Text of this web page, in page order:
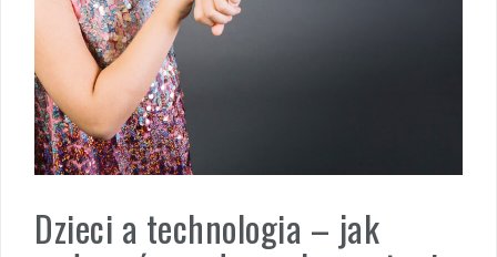
Dzieci a technologia – jak